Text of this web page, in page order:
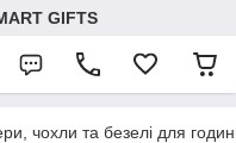
GIFTS
чохли та безелі для